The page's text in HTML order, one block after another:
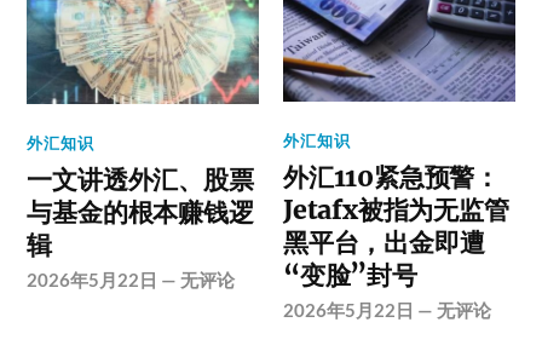
外汇知识
一文讲透外汇、股票
与基金的根本赚钱逻
辑
2026年5月22日 —无评论
外汇知识
外汇110紧急预警：
Jetafx被指为无监管
黑平台，出金即遭
“变脸”封号
2026年5月22日 —无评论